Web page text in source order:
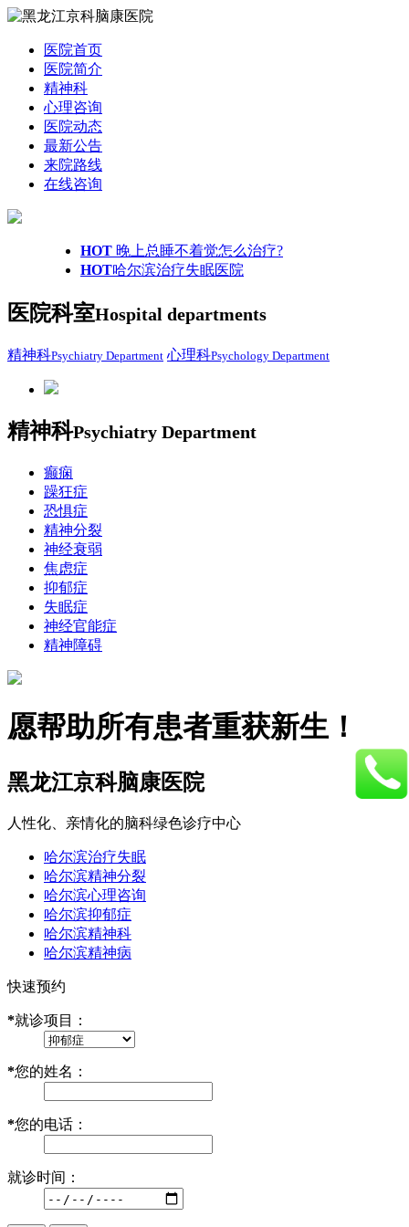
医院首页
医院简介
精神科
心理咨询
医院动态
最新公告
来院路线
在线咨询
HOT 晚上总睡不着觉怎么治疗?
HOT哈尔滨治疗失眠医院
医院科室Hospital departments
精神科Psychiatry Department 心理科Psychology Department
精神科Psychiatry Department
癫痫
躁狂症
恐惧症
精神分裂
神经衰弱
焦虑症
抑郁症
失眠症
神经官能症
精神障碍
愿帮助所有患者重获新生！
黑龙江京科脑康医院
人性化、亲情化的脑科绿色诊疗中心
哈尔滨治疗失眠
哈尔滨精神分裂
哈尔滨心理咨询
哈尔滨抑郁症
哈尔滨精神科
哈尔滨精神病
快速预约
*就诊项目：
*您的姓名：
*您的电话：
就诊时间：